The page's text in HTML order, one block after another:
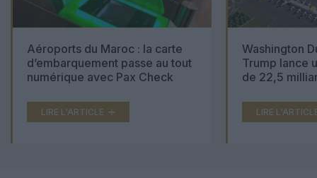
Aéroports du Maroc : la carte
d’embarquement passe au tout
numérique avec Pax Check
LIRE L'ARTICLE
Washington
Trump lance
de 22,5
LIRE